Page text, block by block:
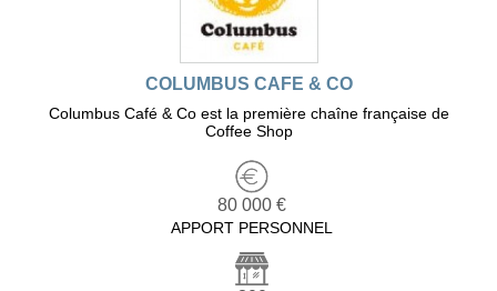
COLUMBUS CAFE & CO
Columbus Café & Co est la première chaîne française de
Coffee Shop
80 000 €
APPORT PERSONNEL